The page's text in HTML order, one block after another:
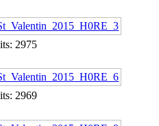
2975
2969